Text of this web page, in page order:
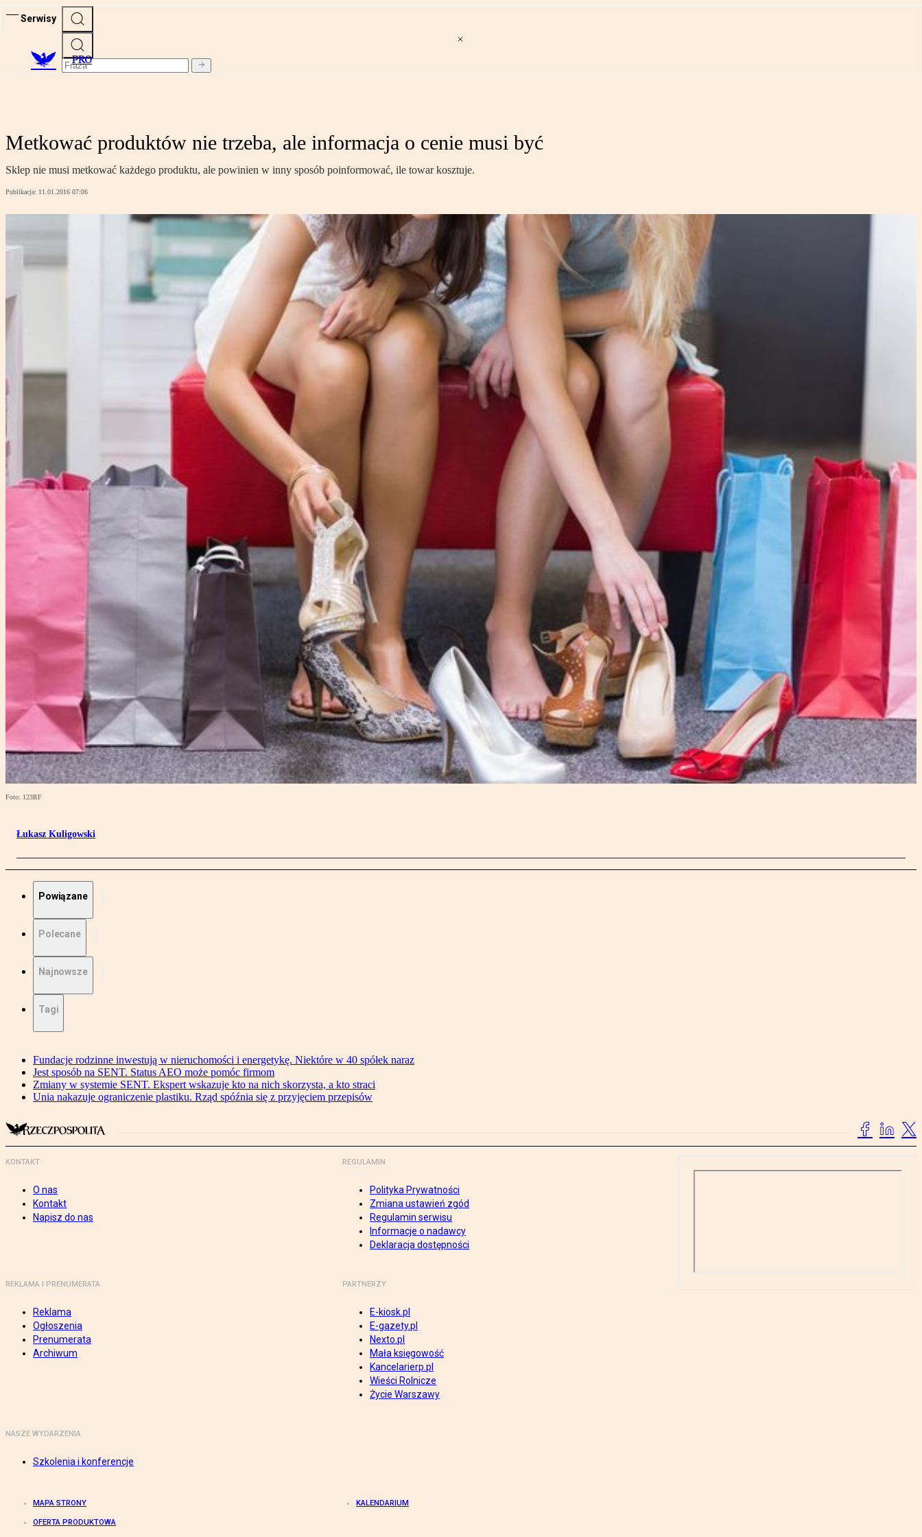
Serwisy
PRO
Metkować produktów nie trzeba, ale informacja o cenie musi być
Sklep nie musi metkować każdego produktu, ale powinien w inny sposób poinformować, ile towar kosztuje.
Publikacja: 11.01.2016 07:06
Foto: 123RF
Łukasz Kuligowski
Powiązane
Polecane
Najnowsze
Tagi
Fundacje rodzinne inwestują w nieruchomości i energetykę. Niektóre w 40 spółek naraz
Jest sposób na SENT. Status AEO może pomóc firmom
Zmiany w systemie SENT. Ekspert wskazuje kto na nich skorzysta, a kto straci
Unia nakazuje ograniczenie plastiku. Rząd spóźnia się z przyjęciem przepisów
KONTAKT
O nas
Kontakt
Napisz do nas
REGULAMIN
Polityka Prywatności
Zmiana ustawień zgód
Regulamin serwisu
Informacje o nadawcy
Deklaracja dostępności
REKLAMA I PRENUMERATA
Reklama
Ogłoszenia
Prenumerata
Archiwum
PARTNERZY
E-kiosk.pl
E-gazety.pl
Nexto.pl
Mała księgowość
Kancelarierp.pl
Wieści Rolnicze
Życie Warszawy
NASZE WYDARZENIA
Szkolenia i konferencje
MAPA STRONY KALENDARIUM
OFERTA PRODUKTOWA